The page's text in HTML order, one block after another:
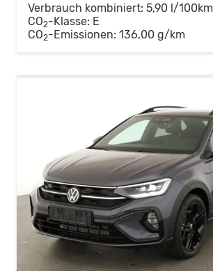
Verbrauch kombiniert: 5,90 l/100km
CO2-Klasse: E
CO2-Emissionen: 136,00 g/km